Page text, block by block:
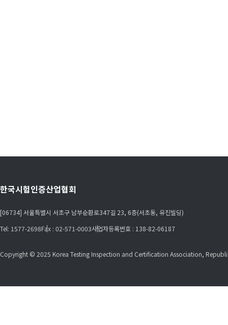
한국시험인증산업협회
[06734] 서울특별시 서초구 남부순환로347길 23, 6층(서초동, 유진빌딩)
Tel: 1577-2698Fax : 02-571-0003사업자등록번호 : 138-82-06187
Copyright © 2025 Korea Testing Inspection and Certification Association,